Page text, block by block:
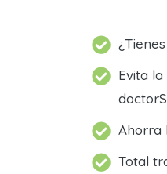
Evita
Ahorra
Total